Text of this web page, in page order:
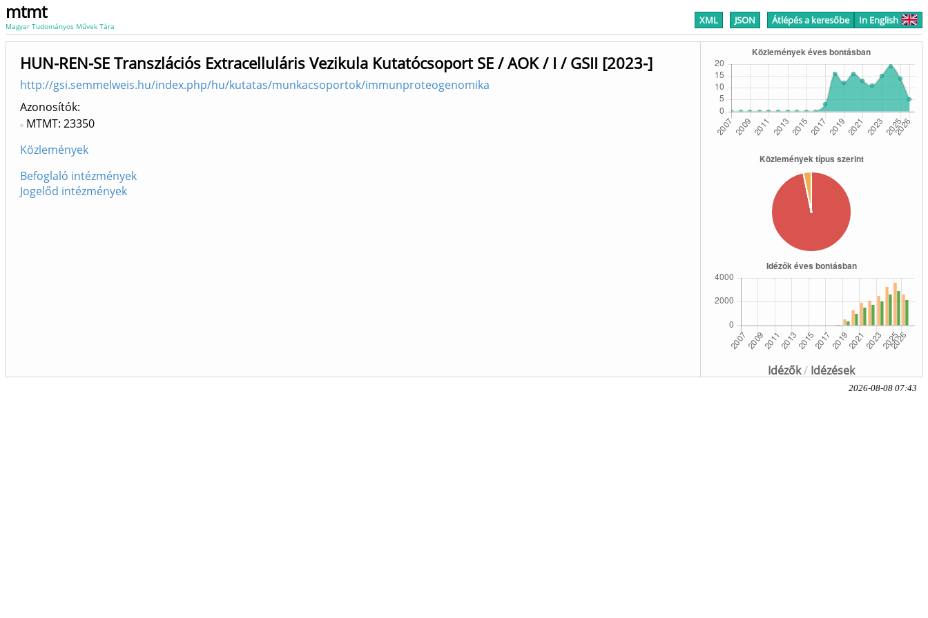
mtmt
Magyar Tudományos Művek Tára XML JSON Átlépés a keresőbe In English
Idézők/ Idézések
HUN-REN-SE Transzlációs Extracelluláris Vezikula Kutatócsoport SE / AOK / I / GSII [2023-]
http://gsi.semmelweis.hu/index.php/hu/kutatas/munkacsoportok/immunproteogenomika
Azonosítók
MTMT: 23350
Közlemények
Befoglaló intézmények
Jogelőd intézmények
2026-08-08 07:43